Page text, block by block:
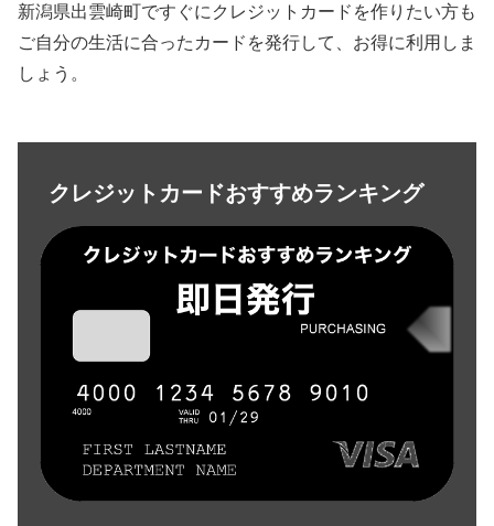
新潟県出雲崎町ですぐにクレジットカードを作りたい方も
ご自分の生活に合ったカードを発行して、お得に利用しま
しょう。
クレジットカードおすすめランキング